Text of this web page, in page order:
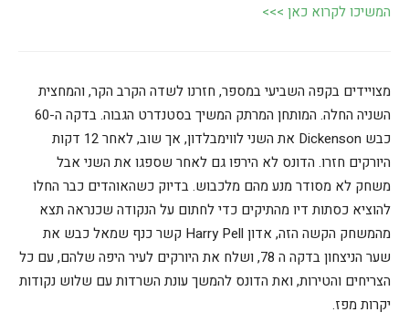
המשיכו לקרוא כאן >>>
מצויידים בקפה השביעי במספר, חזרנו לשדה הקרב הקר, והמחצית
השניה החלה. המותחן המרתק המשיך בסטנדרט הגבוה. בדקה ה-60
כבש Dickenson את השני לווימבלדון, אך שוב, לאחר 12 דקות
היורקים חזרו. הדונס לא הירפו גם לאחר שספגו את השני אבל
משחק לא מסודר מנע מהם מלכבוש. בדיוק כשהאוהדים כבר החלו
להוציא כסתות דיו מהתיקים כדי לחתום על הנקודה שכנראה תצא
מהמשחק הקשה הזה, אדון Harry Pell קשר כנף שמאל כבש את
שער הניצחון בדקה ה 78, ושלח את היורקים לעיר היפה שלהם, עם כל
הצריחים והטירות, ואת הדונס להמשך עונת השרדות עם שלוש נקודות
יקרות מפז.